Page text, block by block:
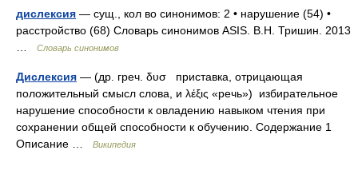
дислексия — сущ., кол во синонимов: 2 • нарушение (54) •
расстройство (68) Словарь синонимов ASIS. В.Н. Тришин. 2013
Словарь синонимов
Дислексия — (др. греч. δυσ приставка, отрицающая
положительный смысл слова, и λέξις «речь») избирательное
нарушение способности к овладению навыком чтения при
сохранении общей способности к обучению. Содержание 1
Описание …
Википедия